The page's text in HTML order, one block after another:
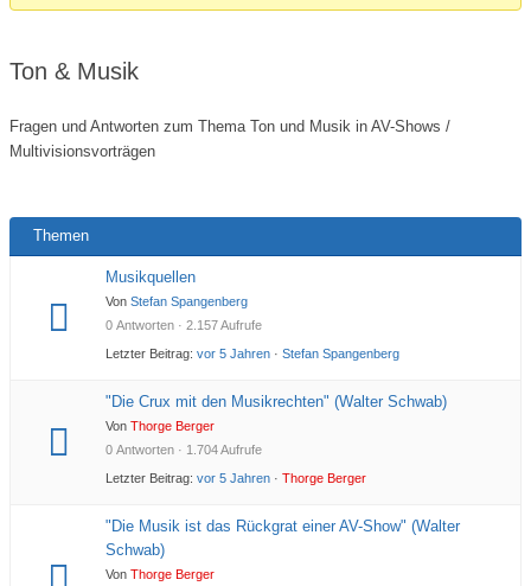
Ton & Musik
Fragen und Antworten zum Thema Ton und Musik in AV-Shows /
Multivisionsvorträgen
Themen
Musikquellen
Von Stefan Spangenberg
0 Antworten · 2.157 Aufrufe
Letzter Beitrag: vor 5 Jahren · Stefan Spangenberg
"Die Crux mit den Musikrechten" (Walter Schwab)
Von Thorge Berger
0 Antworten · 1.704 Aufrufe
Letzter Beitrag: vor 5 Jahren · Thorge Berger
"Die Musik ist das Rückgrat einer AV-Show" (Walter
Schwab)
Von Thorge Berger